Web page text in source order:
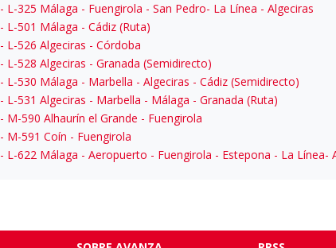
- L-325 Málaga - Fuengirola - San Pedro- La Línea - Algeciras
- L-501 Málaga - Cádiz (Ruta)
- L-526 Algeciras - Córdoba
- L-528 Algeciras - Granada (Semidirecto)
- L-530 Málaga - Marbella - Algeciras - Cádiz (Semidirecto)
- L-531 Algeciras - Marbella - Málaga - Granada (Ruta)
- M-590 Alhaurín el Grande - Fuengirola
- M-591 Coín - Fuengirola
- L-622 Málaga - Aeropuerto - Fuengirola - Estepona - La Línea-